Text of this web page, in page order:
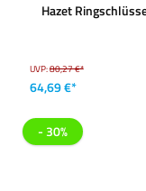
Hazet
UVP:80,27 €*
64,69 €*
- 30%